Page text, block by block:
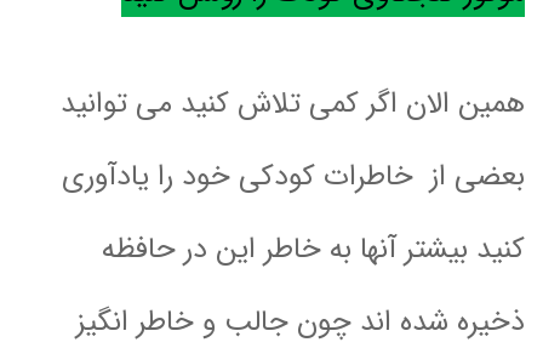
همین الان اگر کمی تلاش کنید می توانید
بعضی از خاطرات کودکی خود را یادآوری
کنید بیشتر آنها به خاطر این در حافظه
ذخیره شده اند چون جالب و خاطر انگیز